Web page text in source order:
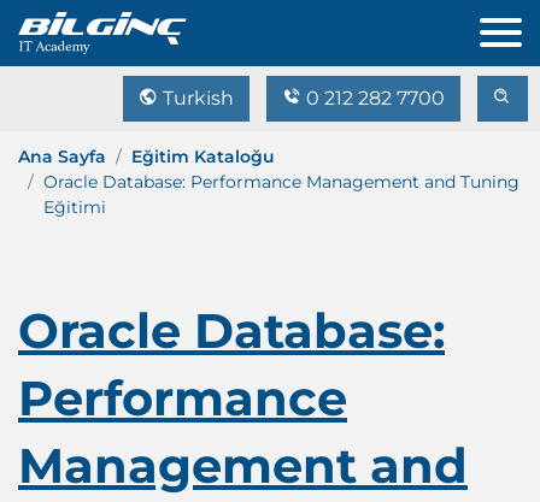
Turkish 0 212 282 7700
Ana Sayfa
Eğitim Kataloğu
Oracle Database: Performance Management and Tuning
Eğitimi
Oracle Database:
Performance
Management and